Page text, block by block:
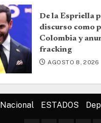
De la Espriella
discurso como
Colombia y
fracking
AGOSTO 8, 2026
Nacional ESTADOS